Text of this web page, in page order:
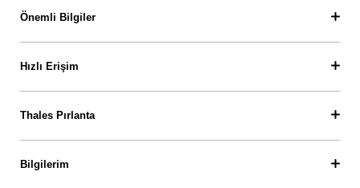
Önemli Bilgiler
Hızlı Erişim
Thales Pırlanta
Bilgilerim